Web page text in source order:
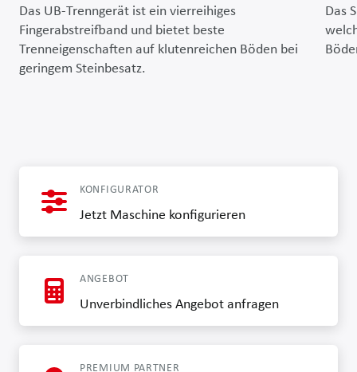
Das UB-Trenngerät ist ein vierreihiges
Fingerabstreifband und bietet beste
Trenneigenschaften auf klutenreichen Böden bei
geringem Steinbesatz.
Das
KONFIGURATOR
Jetzt Maschine konfigurieren
ANGEBOT
Unverbindliches Angebot anfragen
PREMIUM PARTNER